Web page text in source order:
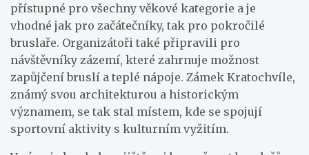
přístupné pro všechny věkové kategorie a je
vhodné jak pro začátečníky, tak pro pokročilé
bruslaře. Organizátoři také připravili pro
návštěvníky zázemí, které zahrnuje možnost
zapůjčení bruslí a teplé nápoje. Zámek Kratochvíle,
známý svou architekturou a historickým
významem, se tak stal místem, kde se spojují
sportovní aktivity s kulturním vyžitím.